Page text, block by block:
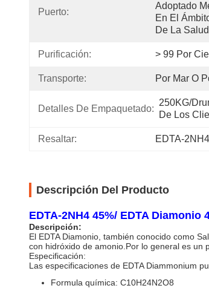
Puerto:
Adoptado
En El
De La
Purificación: > 99 Por
Transporte: Por Mar O
Detalles De Empaquetado:
250KG/
De Los
Resaltar: EDTA-
Descripción Del Producto
EDTA-2NH4 45%/ EDTA Diamonio
Descripción:
El EDTA Diamonio, también conocido como
con hidróxido de amonio.Por lo general es un
Especificación:
Las especificaciones de EDTA Diammonium
Formula química: C10H24N2O8